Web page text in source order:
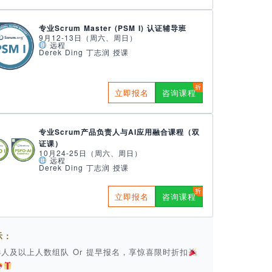
专业Scrum Master (PSM I) 认证辅导班
9月12-13日（周六、周日）
远程
Derek Ding 丁志润 授课
立即报名 咨询课程
专业Scrum产品负责人与AI应用融合课程（双
证课）
10月24-25日（周六、周日）
远程
Derek Ding 丁志润 授课
立即报名 咨询课程
及以上人数组队 Or 提早报名，享惊喜限时折扣